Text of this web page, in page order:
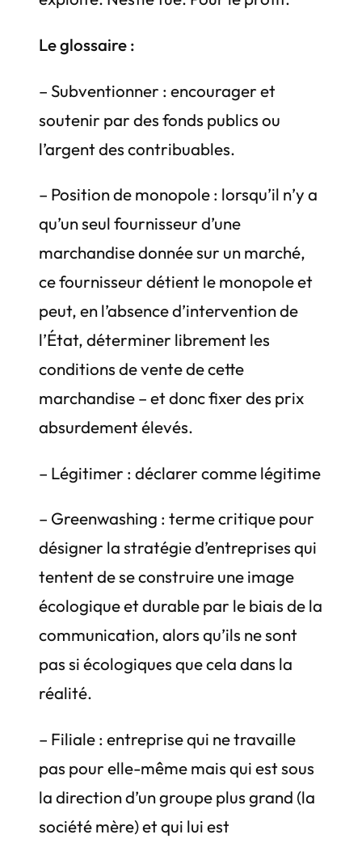
Le glossaire :
– Subventionner : encourager et
soutenir par des fonds publics ou
l’argent des contribuables.
– Position de monopole : lorsqu’il n’y a
qu’un seul fournisseur d’une
marchandise donnée sur un marché,
ce fournisseur détient le monopole et
peut, en l’absence d’intervention de
l’État, déterminer librement les
conditions de vente de cette
marchandise – et donc fixer des prix
absurdement élevés.
– Légitimer : déclarer comme légitime
– Greenwashing : terme critique pour
désigner la stratégie d’entreprises qui
tentent de se construire une image
écologique et durable par le biais de la
communication, alors qu’ils ne sont
pas si écologiques que cela dans la
réalité.
– Filiale : entreprise qui ne travaille
pas pour elle-même mais qui est sous
la direction d’un groupe plus grand (la
société mère) et qui lui est